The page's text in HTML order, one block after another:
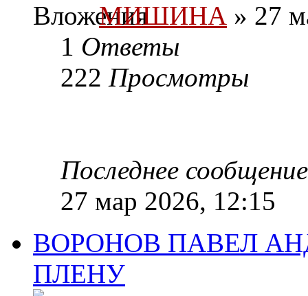
МИШИНА » 27
1 Ответы
222 Просмотры
Последнее
27 мар 2026, 12:15
ВОРОНОВ ПАВЕЛ
ПЛЕНУ